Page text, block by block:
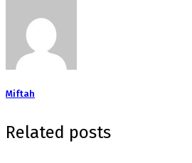
Miftah
Related posts